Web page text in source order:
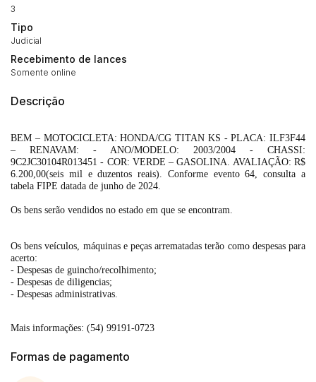
3
Tipo
Judicial
Recebimento de lances
Somente online
Descrição
BEM – MOTOCICLETA: HONDA/CG TITAN KS - PLACA: ILF3F44
– RENAVAM: - ANO/MODELO: 2003/2004 - CHASSI:
9C2JC30104R013451 - COR: VERDE – GASOLINA. AVALIAÇÃO: R$
6.200,00(seis mil e duzentos reais). Conforme evento 64, consulta a
tabela FIPE datada de junho de 2024.
Os bens serão vendidos no estado em que se encontram.
Os bens veículos, máquinas e peças arrematadas terão como despesas para
acerto:
- Despesas de guincho/recolhimento;
- Despesas de diligencias;
- Despesas administrativas.
Mais informações: (54) 99191-0723
Formas de pagamento
14/04/2025 18:43:11